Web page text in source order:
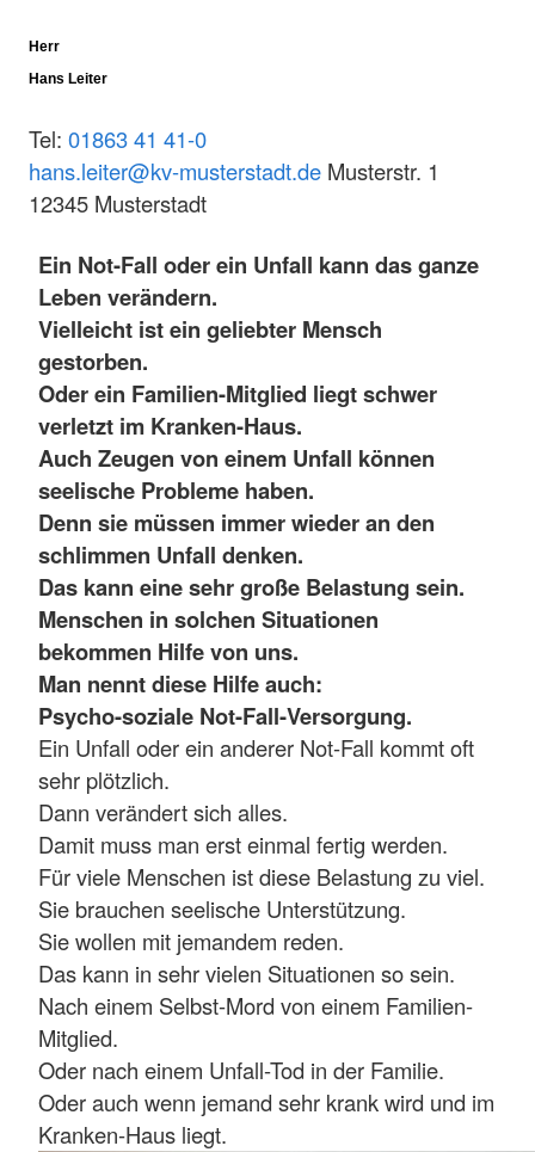
Herr
Hans Leiter
Tel: 01863 41 41-0
hans.leiter@kv-musterstadt.de Musterstr. 1
12345 Musterstadt
Ein Not-Fall oder ein Unfall kann das ganze
Leben verändern.
Vielleicht ist ein geliebter Mensch
gestorben.
Oder ein Familien-Mitglied liegt schwer
verletzt im Kranken-Haus.
Auch Zeugen von einem Unfall können
seelische Probleme haben.
Denn sie müssen immer wieder an den
schlimmen Unfall denken.
Das kann eine sehr große Belastung sein.
Menschen in solchen Situationen
bekommen Hilfe von uns.
Man nennt diese Hilfe auch:
Psycho-soziale Not-Fall-Versorgung.
Ein Unfall oder ein anderer Not-Fall kommt oft
sehr plötzlich.
Dann verändert sich alles.
Damit muss man erst einmal fertig werden.
Für viele Menschen ist diese Belastung zu viel.
Sie brauchen seelische Unterstützung.
Sie wollen mit jemandem reden.
Das kann in sehr vielen Situationen so sein.
Nach einem Selbst-Mord von einem Familien-
Mitglied.
Oder nach einem Unfall-Tod in der Familie.
Oder auch wenn jemand sehr krank wird und im
Kranken-Haus liegt.